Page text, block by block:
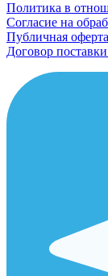
Политика в
Согласие на
Публичная оферта
Договор поставки